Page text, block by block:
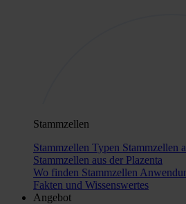
Stammzellen
Stammzellen Typen Stammzellen
Stammzellen aus der Plazenta
Wo finden Stammzellen
Fakten und Wissenswertes
Angebot